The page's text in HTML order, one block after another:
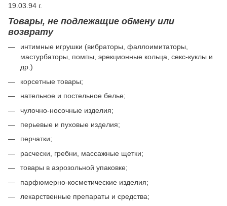
19.03.94 г.
Товары, не подлежащие обмену или
возврату
интимные игрушки (вибраторы, фаллоимитаторы,
мастурбаторы, помпы, эрекционные кольца, секс-куклы и
др.)
корсетные товары;
нательное и постельное белье;
чулочно-носочные изделия;
перьевые и пуховые изделия;
перчатки;
расчески, гребни, массажные щетки;
товары в аэрозольной упаковке;
парфюмерно-косметические изделия;
лекарственные препараты и средства;